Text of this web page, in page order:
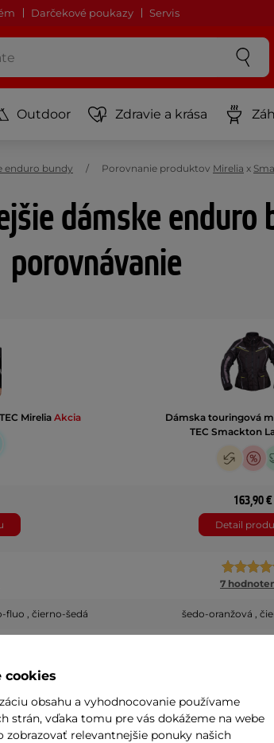
Darčekové poukazy Servis
Outdoor Zdravie a krása
enduro bundy Porovnanie produktov Mirelia x
dámske enduro
porovnávanie
MireliaAkcia
Dámska touringová
TEC Smackton
163,90 €
Detail
7
fluo , čierno-šedá šedo-oranžová ,
, XL rozšírená , 4XL XS , S , XL , XXL , M
cookies
obsahu a vyhodnocovanie používame
strán, vďaka tomu pre vás dokážeme na webe
zobrazovať relevantnejšie ponuky našich